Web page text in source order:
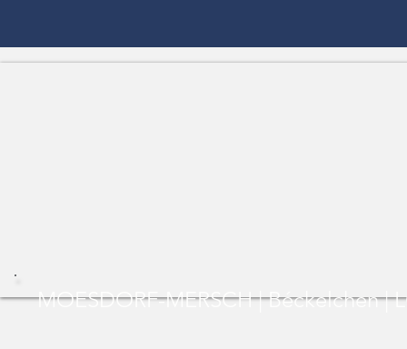
MOESDORF-MERSCH | Béckelchen |